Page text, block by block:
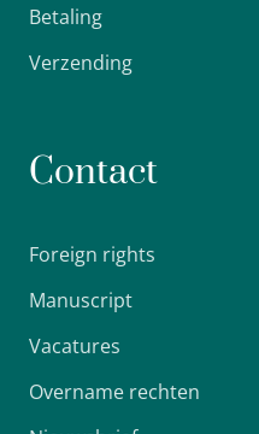
Betaling
Verzending
Contact
Foreign rights
Manuscript
Vacatures
Overname rechten